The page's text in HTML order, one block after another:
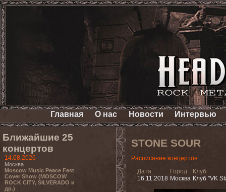
Главная О нас Новости Интервью
Ближайшие 25
концертов
14.08.2026
Москва
Moscow Music Peace Fest
Cover Show (MOSCOW
ROCK CITY, SILVERADO и
др.)
STONE SOUR
Расписание концертов
Дата
16.11.2018
Город
Москва
Клуб
Клуб "VK